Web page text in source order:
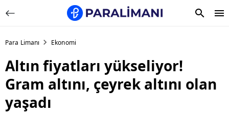
Para Limanı Ekonomi
Altın fiyatları yükseliyor!
Gram altını, çeyrek altını olan
yaşadı